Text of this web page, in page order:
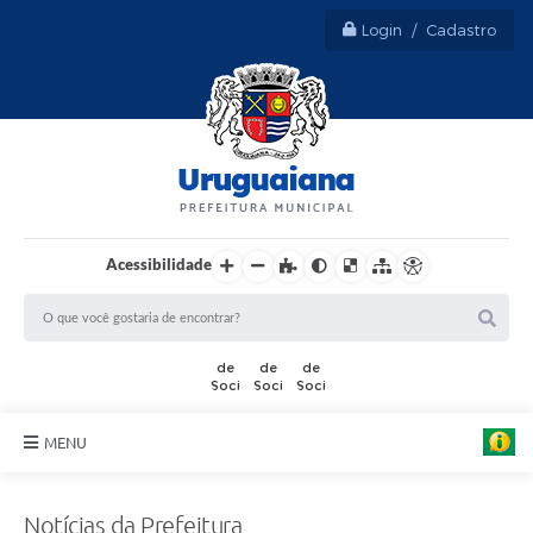
Login / Cadastro
Acessibilidade
MENU
Notícias da Prefeitura